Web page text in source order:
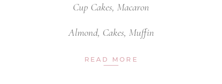
Cup Cakes, Macaron
Almond, Cakes, Muffin
READ MORE